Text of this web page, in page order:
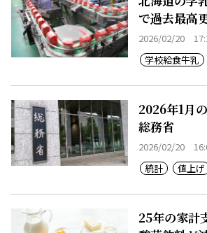
で過去最高
2026/02/20
学校給食牛乳
2026年1月
総務省
2026/02/20
統計
値上げ
25年の家計